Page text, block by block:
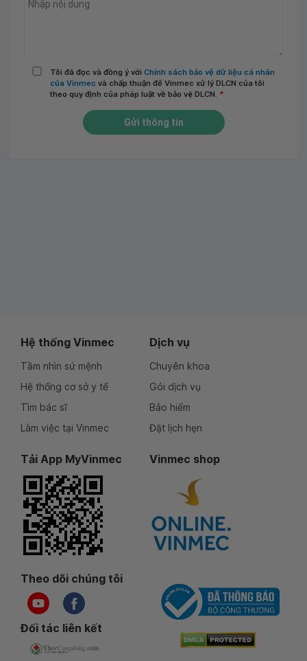
Tôi đã đọc và đồng ý với Chính sách bảo vệ dữ liệu cá nhân
của Vinmec và chấp thuận để Vinmec xử lý DLCN của tôi
theo quy định của pháp luật về bảo vệ DLCN. *
Gửi thông tin
Hệ thống Vinmec
Tầm nhìn sứ mệnh
Hệ thống cơ sở y tế
Tìm bác sĩ
Làm việc tại Vinmec
Dịch vụ
Chuyên khoa
Gói dịch vụ
Bảo hiểm
Đặt lịch hẹn
Tải App MyVinmec Vinmec shop
Theo dõi chúng tôi
Đối tác liên kết